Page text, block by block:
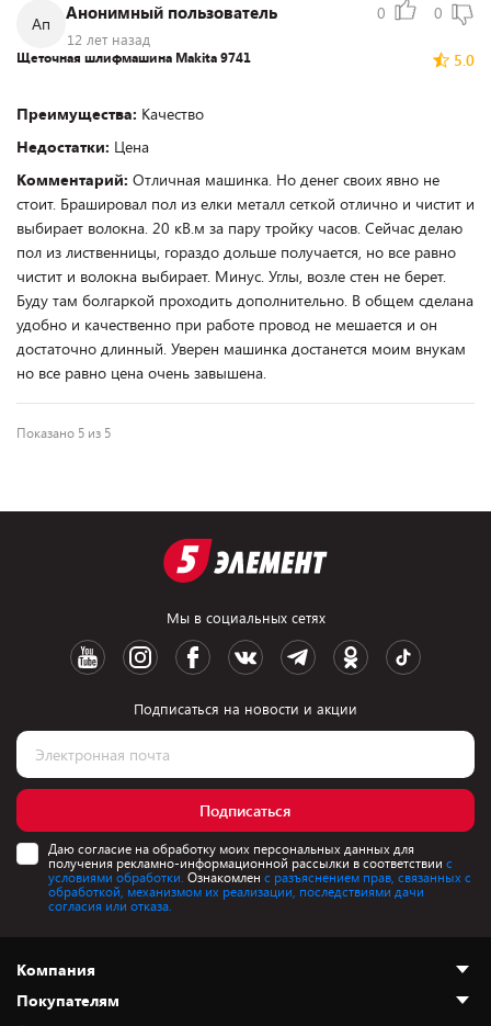
Ап
Анонимный пользователь
12 лет назад
0 0
5.0
Щеточная шлифмашина Makita 9741
Преимущества: Качество
Недостатки: Цена
Комментарий: Отличная машинка. Но денег своих явно не
стоит. Брашировал пол из елки металл сеткой отлично и чистит и
выбирает волокна. 20 кВ.м за пару тройку часов. Сейчас делаю
пол из лиственницы, гораздо дольше получается, но все равно
чистит и волокна выбирает. Минус. Углы, возле стен не берет.
Буду там болгаркой проходить дополнительно. В общем сделана
удобно и качественно при работе провод не мешается и он
достаточно длинный. Уверен машинка достанется моим внукам
но все равно цена очень завышена.
Показано 5 из 5
Мы в социальных сетях
Подписаться на новости и акции
Подписаться
Даю согласие на обработку моих персональных данных для
получения рекламно-информационной рассылки в соответствии с
условиями обработки. Ознакомлен с разъяснением прав, связанных с
обработкой, механизмом их реализации, последствиями дачи
согласия или отказа.
Компания
О нас
Покупателям